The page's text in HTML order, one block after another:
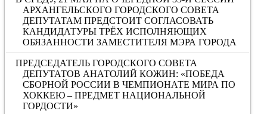
АРХАНГЕЛЬСКОГО ГОРОДСКОГО СОВЕТА
ДЕПУТАТАМ ПРЕДСТОИТ СОГЛАСОВАТЬ
КАНДИДАТУРЫ ТРЁХ ИСПОЛНЯЮЩИХ
ОБЯЗАННОСТИ ЗАМЕСТИТЕЛЯ МЭРА ГОРОДА
ПРЕДСЕДАТЕЛЬ ГОРОДСКОГО СОВЕТА
ДЕПУТАТОВ АНАТОЛИЙ КОЖИН: «ПОБЕДА
СБОРНОЙ РОССИИ В ЧЕМПИОНАТЕ МИРА ПО
ХОККЕЮ – ПРЕДМЕТ НАЦИОНАЛЬНОЙ
ГОРДОСТИ»